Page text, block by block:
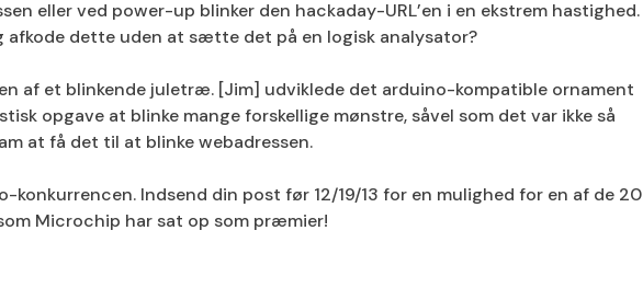
eller ved power-up blinker den hackaday-URL’en i en ekstrem hastighed.
afkode dette uden at sætte det på en logisk analysator?
af ​​et blinkende juletræ. [Jim] udviklede det arduino-kompatible ornament
opgave at blinke mange forskellige mønstre, såvel som det var ikke så
at få det til at blinke webadressen.
konkurrencen. Indsend din post før 12/19/13 for en mulighed for en af ​​de 20
Microchip har sat op som præmier!